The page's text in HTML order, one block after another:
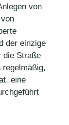
von
der einzige
die Straße
regelmäßig,
eine